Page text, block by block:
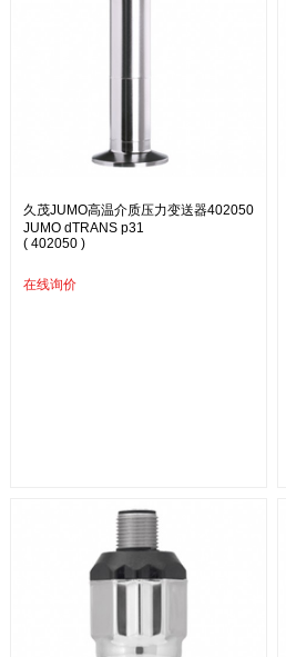
久茂JUMO高温介质压力变送器402050
JUMO dTRANS p31
( 402050 )
在线询价